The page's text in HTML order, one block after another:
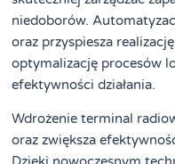
niedoborów.
oraz przyspiesza
optymalizację procesów
efektywności działania.
Wdrożenie terminal
oraz zwiększa